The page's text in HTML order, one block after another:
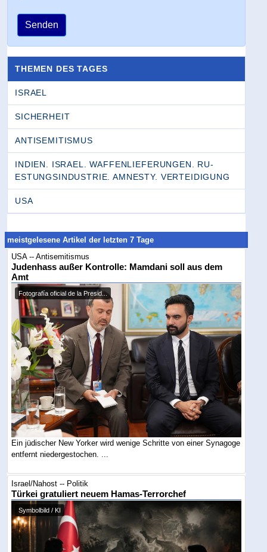
Senden
THEMEN DES TAGES
ISRAEL
SICHERHEIT
ANTISEMITISMUS
INDIEN. ISRAEL. WAFFENLIEFERUNGEN. RU­
ESTUNGSINDUSTRIE. AMNESTY. VERTEIDIGUNG
USA
meistgelesene Artikel der letzten 7 Tage
USA -- Antisemitismus
Judenhass außer Kontrolle: Mamdani soll aus dem
Amt
Fotografía oficial de la Presid...
Ein jüdischer New Yorker wird wenige Schritte von einer Synagoge
entfernt niedergestochen. ...
Israel/Nahost -- Politik
Türkei gratuliert neuem Hamas-Terrorchef
Symbolbild / KI